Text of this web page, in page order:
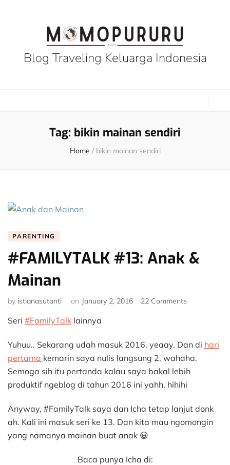
Blog Traveling Keluarga Indonesia
Tag: bikin mainan sendiri
Home / bikin mainan sendiri
PARENTING
#FAMILYTALK #13: Anak &
Mainan
by istianasutanti on January 2, 2016 22 Comments
&
Mainan
Seri #FamilyTalk lainnya
Yuhuu.. Sekarang udah masuk 2016, yeaay. Dan di hari
pertama kemarin saya nulis langsung 2, wahaha.
Semoga sih itu pertanda kalau saya bakal lebih
produktif ngeblog di tahun 2016 ini yahh, hihihi
Anyway, #FamilyTalk saya dan Icha tetap lanjut donk
ah. Kali ini masuk seri ke 13. Dan kita mau ngomongin
yang namanya mainan buat anak 😀
Baca punya Icha di: